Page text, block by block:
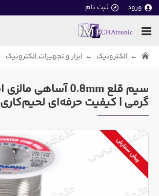
ورود ثبت نام
الکترونیک ابزار و تجهیزات الکترونیک
گرمی | کیفیت حرفه‌ای لحیم‌کاری
پیش سفارش